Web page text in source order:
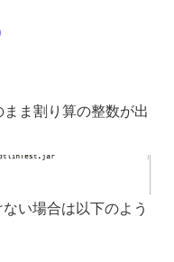
ま割り算の整数が出
い場合は以下のよう